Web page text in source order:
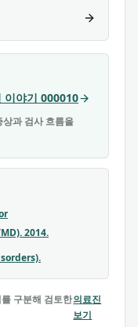
이야기 000010
과 검사 흐름을
2014.
구분해 검토한의료진
보기